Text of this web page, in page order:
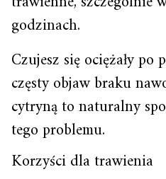
godzinach.
Czujesz się ociężały po
częsty objaw braku
cytryną to naturalny
tego problemu.
Korzyści dla trawienia